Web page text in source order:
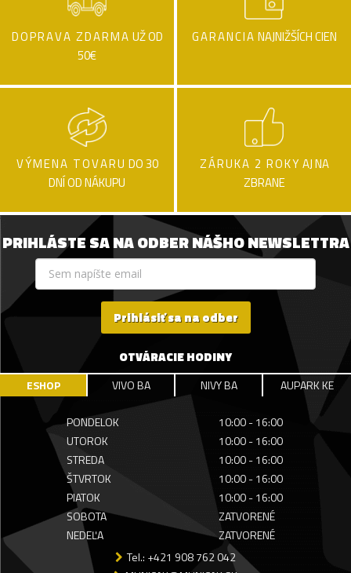
DOPRAVA ZDARMA UŽ OD
50€
GARANCIA NAJNIŽŠÍCH CIEN
VÝMENA TOVARU DO 30
DNÍ OD NÁKUPU
ZÁRUKA 2 ROKY AJ NA
ZBRANE
PRIHLÁSTE SA NA ODBER NÁŠHO NEWSLETTRA
Prihlásiť sa na odber
OTVÁRACIE HODINY
ESHOP VIVO BA NIVY BA AUPARK KE
PONDELOK
10:00 - 16:00
UTOROK
10:00 - 16:00
STREDA
10:00 - 16:00
ŠTVRTOK
10:00 - 16:00
PIATOK
10:00 - 16:00
SOBOTA
ZATVORENÉ
NEDEĽA
ZATVORENÉ
Tel.: +421 908 762 042